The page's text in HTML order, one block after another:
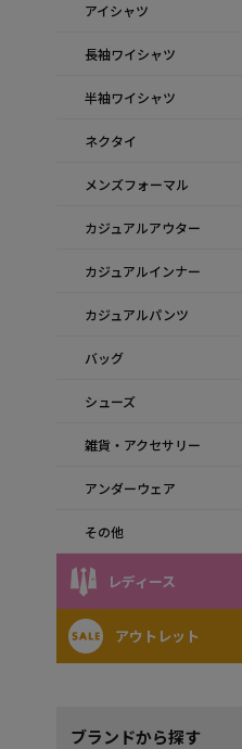
アイシャツ
長袖ワイシャツ
半袖ワイシャツ
ネクタイ
メンズフォーマル
カジュアルアウター
カジュアルインナー
カジュアルパンツ
バッグ
シューズ
雑貨・アクセサリー
アンダーウェア
その他
レディース
アウトレット
ブランドから探す